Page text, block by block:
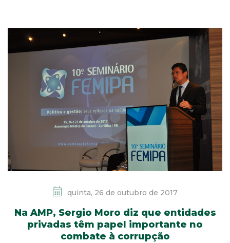
quinta, 26 de outubro de 2017
Na AMP, Sergio Moro diz que entidades
privadas têm papel importante no
combate à corrupção